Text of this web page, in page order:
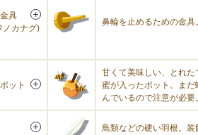
具
ノカナグ)
鼻輪を止めるための金具
ット
甘くて美味しい、とれた
蜜が入ったポット。まだ
んでいるので注意が必要
鳥類などの硬い羽根。装